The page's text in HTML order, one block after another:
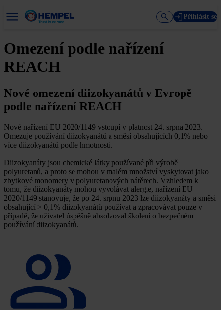
Přihlásit se
Omezení podle nařízení
REACH
Nové omezení diizokyanátů v Evropě
podle nařízení REACH
Nové nařízení EU 2020/1149 vstoupí v platnost 24. srpna 2023.
Omezuje používání diizokyanátů a směsí obsahujících 0,1% nebo
více diizokyanátů podle hmotnosti.
Diizokyanáty jsou chemické látky používané při výrobě
polyuretanů, a proto se mohou v malém množství vyskytovat jako
zbytkové monomery v polyuretanových nátěrech. Vzhledem k
tomu, že diizokyanáty mohou vyvolávat alergie, nařízení EU
2020/1149 stanovuje, že po 24. srpnu 2023 lze diizokyanáty a směsi
obsahující > 0,1% diizokyanátů používat a zpracovávat pouze v
případě, že uživatel úspěšně absolvoval školení o bezpečném
používání diizokyanátů.